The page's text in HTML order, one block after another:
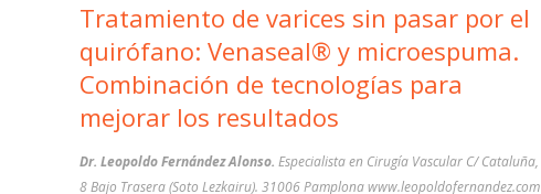
Tratamiento de varices sin pasar por el
quirófano: Venaseal® y microespuma.
Combinación de tecnologías para
mejorar los resultados
Dr. Leopoldo Fernández Alonso. Especialista en Cirugía Vascular C/ Cataluña,
8 Bajo Trasera (Soto Lezkairu). 31006 Pamplona www.leopoldofernandez.com